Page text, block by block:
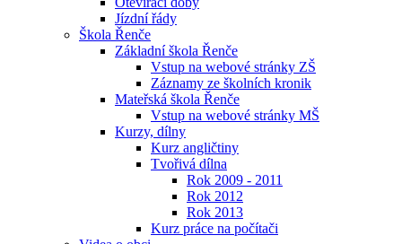
Jízdní řády
Škola Řenče
Základní škola Řenče
Vstup na webové stránky ZŠ
Záznamy ze školních kronik
Mateřská škola Řenče
Vstup na webové stránky MŠ
Kurzy, dílny
Kurz angličtiny
Tvořivá dílna
Rok 2009 - 2011
Rok 2012
Rok 2013
Kurz práce na počítači